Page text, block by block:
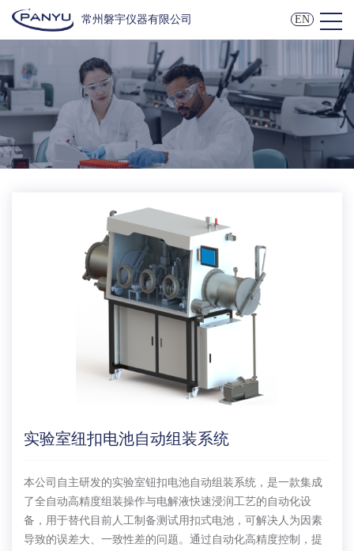
常州磐宇仪器有限公司 EN
实验室纽扣电池自动组装系统
本公司自主研发的实验室钮扣电池自动组装系统，是一款集成
了全自动高精度组装操作与电解液快速浸润工艺的自动化设
备，用于替代目前人工制备测试用扣式电池，可解决人为因素
导致的误差大、一致性差的问题。通过自动化高精度控制，提